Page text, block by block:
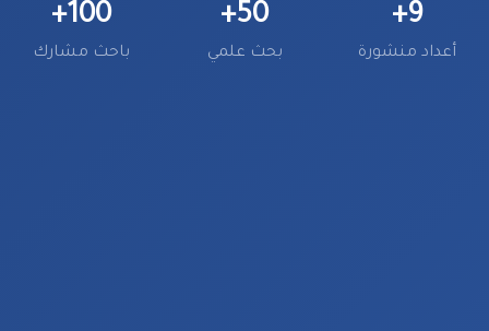
9+
أعداد منشورة
50+
بحث علمي
100+
باحث مشارك